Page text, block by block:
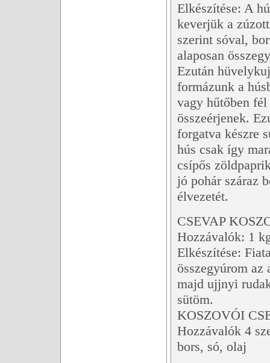
Elkészítése: A
keverjük a
szerint sóval,
alaposan
Ezután
formázunk a
vagy hűtőben
összeérjenek.
forgatva készre
hús csak így
csípős
jó pohár száraz
élvezetét.
CSEVAP
Hozzávalók: 1
Elkészítése:
összegyúrom az
majd ujjnyi
sütöm.
KOSZOVÓI
Hozzávalók 4
bors, só, olaj